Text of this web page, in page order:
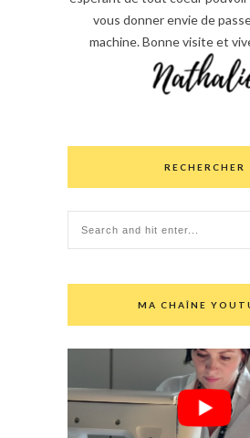
vous donner envie de
machine. Bonne visite et
RECHERCHER
MA CHAÎNE